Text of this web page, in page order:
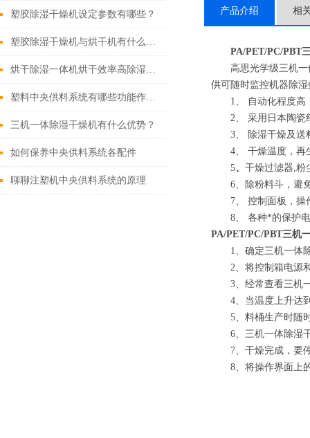
塑胶除湿干燥机设定参数有哪些？
塑胶除湿干燥机与烘干机有什么区别？
烘干除湿一体机烘干效率高除湿效果好
塑料中央供料系统有哪些功能作用？
三机一体除湿干燥机有什么优势？
如何保养中央供料系统各配件
聊聊注塑机中央供料系统的原理
产品介绍 相
PA/PET/PC/PBT
高思光学级三机一体
供可随时监控机器除
1、 自动化程度高
2、 采用日本陶瓷
3、 除湿干燥及送
4、 干燥温度，再
5、 干燥过滤器,粉
6、除粉料斗，避免
7、 控制面板，操
8、 各种*的保护电
PA/PET/PC/PBT三机
1、确定三机一体除
2、将控制箱电源和
3、经常查看三机一
4、当温度上升达到
5、料桶生产时随
6、三机一体除湿干
7、干燥完成，要停
8、将操作界面上的